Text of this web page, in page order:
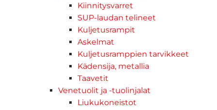
Kiinnitysvarret
SUP-laudan telineet
Kuljetusrampit
Askelmat
Kuljetusramppien tarvikkeet
Kädensija, metallia
Taavetit
Venetuolit ja -tuolinjalat
Liukukoneistot